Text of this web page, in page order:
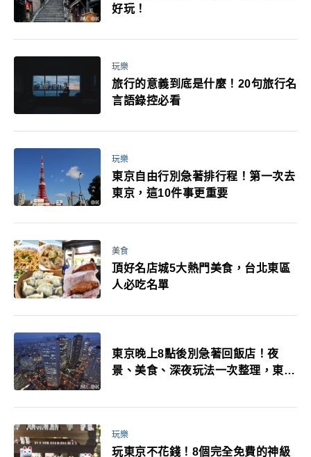
好玩！
玩樂
旅行的意義到底是什麼！20句旅行名
言語錄控必看
玩樂
東京自由行別急著排行程！第一次去
東京，這10件事更重要
美食
頂好名店城5大熱門美食，台北東區
人必吃名單
東京晚上8點後別急著回飯店！夜
景、美食、深夜玩法一次整理，東京
玩樂
玩東京不花錢！8個完全免費的神級